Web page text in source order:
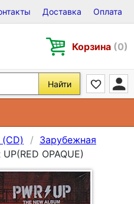
на Виниле, CD и DVD
Доставка Оплата
Корзина (0)
Найти
Зарубежная
OPAQUE)